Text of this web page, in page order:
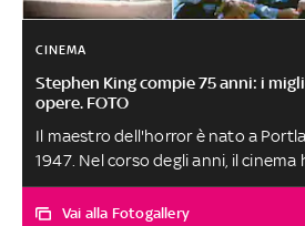
CINEMA
Stephen King compie 75 anni: i
opere. FOTO
Il maestro dell'horror è nato a
1947. Nel corso degli anni, il cinema
ispirazione dai suoi lavori e li ha
schermo. Per festeggiare il suo
Vai alla Fotogallery